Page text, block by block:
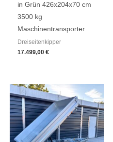
in Grün 426x204x70 cm
3500 kg
Maschinentransporter
Dreiseitenkipper
17.499,00€